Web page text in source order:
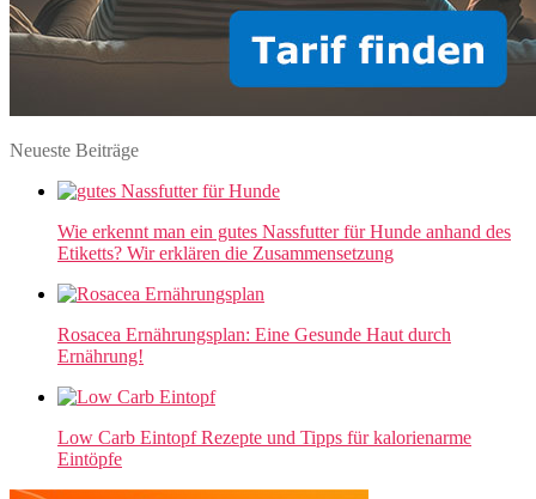
Neueste Beiträge
Wie erkennt man ein gutes Nassfutter für Hunde anhand des
Etiketts? Wir erklären die Zusammensetzung
Rosacea Ernährungsplan: Eine Gesunde Haut durch
Ernährung!
Low Carb Eintopf Rezepte und Tipps für kalorienarme
Eintöpfe